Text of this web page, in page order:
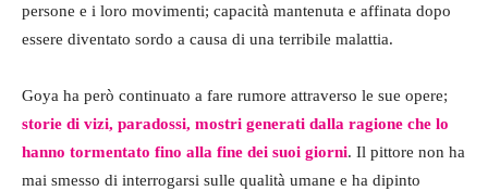
persone e i loro movimenti; capacità mantenuta e affinata dopo
essere diventato sordo a causa di una terribile malattia.
Goya ha però continuato a fare rumore attraverso le sue opere;
storie di vizi, paradossi, mostri generati dalla ragione che lo
hanno tormentato fino alla fine dei suoi giorni. Il pittore non ha
mai smesso di interrogarsi sulle qualità umane e ha dipinto